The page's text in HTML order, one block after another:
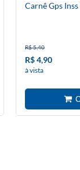
Carnê Gps
R$ 5,40
R$ 4,90
à vista